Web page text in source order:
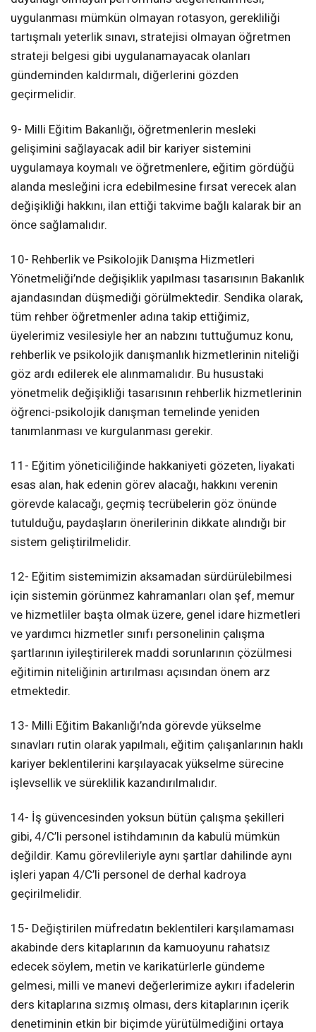
uygulanması mümkün olmayan rotasyon, gerekliliği
tartışmalı yeterlik sınavı, stratejisi olmayan öğretmen
strateji belgesi gibi uygulanamayacak olanları
gündeminden kaldırmalı, diğerlerini gözden
geçirmelidir.
9- Milli Eğitim Bakanlığı, öğretmenlerin mesleki
gelişimini sağlayacak adil bir kariyer sistemini
uygulamaya koymalı ve öğretmenlere, eğitim gördüğü
alanda mesleğini icra edebilmesine fırsat verecek alan
değişikliği hakkını, ilan ettiği takvime bağlı kalarak bir an
önce sağlamalıdır.
10- Rehberlik ve Psikolojik Danışma Hizmetleri
Yönetmeliği’nde değişiklik yapılması tasarısının Bakanlık
ajandasından düşmediği görülmektedir. Sendika olarak,
tüm rehber öğretmenler adına takip ettiğimiz,
üyelerimiz vesilesiyle her an nabzını tuttuğumuz konu,
rehberlik ve psikolojik danışmanlık hizmetlerinin niteliği
göz ardı edilerek ele alınmamalıdır. Bu husustaki
yönetmelik değişikliği tasarısının rehberlik hizmetlerinin
öğrenci-psikolojik danışman temelinde yeniden
tanımlanması ve kurgulanması gerekir.
11- Eğitim yöneticiliğinde hakkaniyeti gözeten, liyakati
esas alan, hak edenin görev alacağı, hakkını verenin
görevde kalacağı, geçmiş tecrübelerin göz önünde
tutulduğu, paydaşların önerilerinin dikkate alındığı bir
sistem geliştirilmelidir.
12- Eğitim sistemimizin aksamadan sürdürülebilmesi
için sistemin görünmez kahramanları olan şef, memur
ve hizmetliler başta olmak üzere, genel idare hizmetleri
ve yardımcı hizmetler sınıfı personelinin çalışma
şartlarının iyileştirilerek maddi sorunlarının çözülmesi
eğitimin niteliğinin artırılması açısından önem arz
etmektedir.
13- Milli Eğitim Bakanlığı’nda görevde yükselme
sınavları rutin olarak yapılmalı, eğitim çalışanlarının haklı
kariyer beklentilerini karşılayacak yükselme sürecine
işlevsellik ve süreklilik kazandırılmalıdır.
14- İş güvencesinden yoksun bütün çalışma şekilleri
gibi, 4/C’li personel istihdamının da kabulü mümkün
değildir. Kamu görevlileriyle aynı şartlar dahilinde aynı
işleri yapan 4/C’li personel de derhal kadroya
geçirilmelidir.
15- Değiştirilen müfredatın beklentileri karşılamaması
akabinde ders kitaplarının da kamuoyunu rahatsız
edecek söylem, metin ve karikatürlerle gündeme
gelmesi, milli ve manevi değerlerimize aykırı ifadelerin
ders kitaplarına sızmış olması, ders kitaplarının içerik
denetiminin etkin bir biçimde yürütülmediğini ortaya